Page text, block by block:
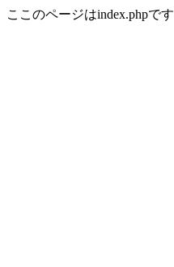
ここのページはindex.phpです